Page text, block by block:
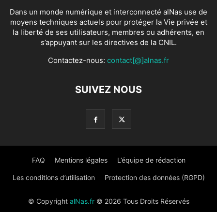
Dans un monde numérique et interconnecté alNas use de
moyens techniques actuels pour protéger la Vie privée et
la liberté de ses utilisateurs, membres ou adhérents, en
s’appuyant sur les directives de la CNIL.
Contactez-nous: contact[@]alnas.fr
SUIVEZ NOUS
FAQ Mentions légales L’équipe de rédaction
Les conditions d’utilisation Protection des données (RGPD)
© Copyright alNas.fr© 2026 Tous Droits Réservés